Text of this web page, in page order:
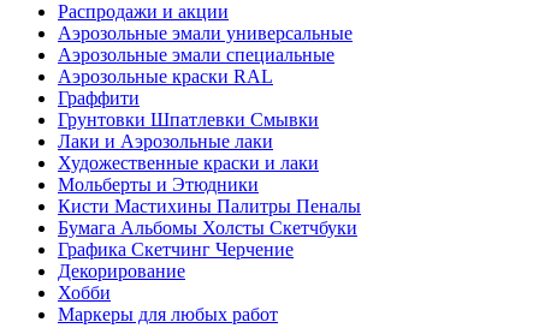
Распродажи и акции
Аэрозольные эмали универсальные
Аэрозольные эмали специальные
Аэрозольные краски RAL
Граффити
Грунтовки Шпатлевки Смывки
Лаки и Аэрозольные лаки
Художественные краски и лаки
Мольберты и Этюдники
Кисти Мастихины Палитры Пеналы
Бумага Альбомы Холсты Скетчбуки
Графика Скетчинг Черчение
Декорирование
Хобби
Маркеры для любых работ